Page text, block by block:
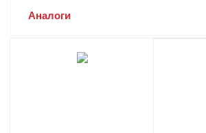
Аналоги